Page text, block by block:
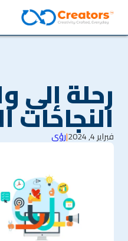
رحلة إلى
فبراير 4, 2024 |رؤى